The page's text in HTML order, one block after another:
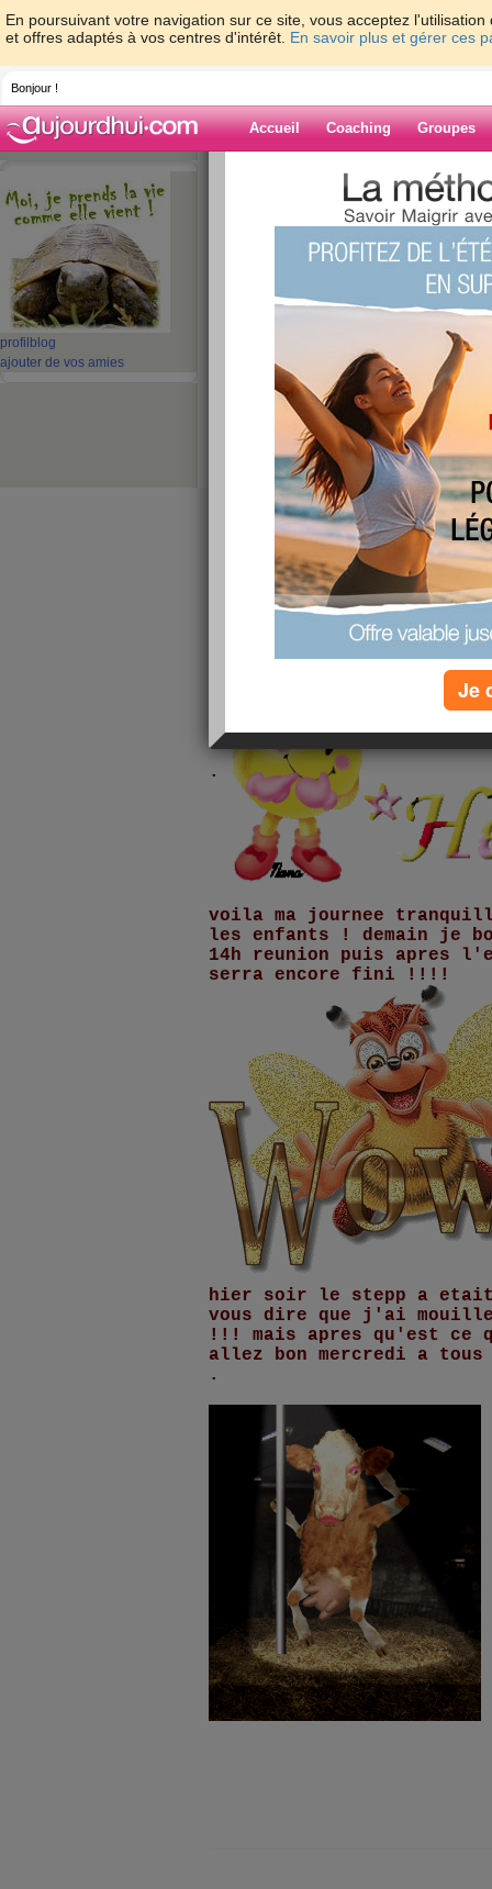
En poursuivant votre navigation sur ce site, vous acceptez
et offres adaptés à vos centres d'intérêt. En savoir plus et gérer ces
Bonjour !
Accueil Coaching Groupes
profil blog
ajouter de vos amies
> > REPOS DU
Blog de frasy
REPOS DU
bon ce matin ma fille a
ntaire enfin des
en place ! pour
on y retourne le mois
elle est partie a son
apres on vas prendre le
voir ma grand mere car
DEMAIN alors on vas
.
voila ma journee
les enfants ! demain je
14h reunion puis apres
serra encore fini !!!!
hier soir le stepp a etait
vous dire que j'ai
!!! mais apres qu'est ce
allez bon mercredi a
.
Je